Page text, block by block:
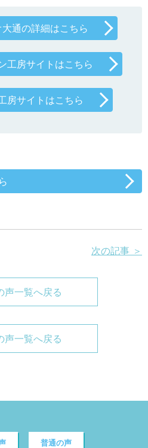
通の詳細はこちら
工房サイトはこちら
房サイトはこちら
次の記事 ＞
声一覧へ戻る
声一覧へ戻る
普通の声